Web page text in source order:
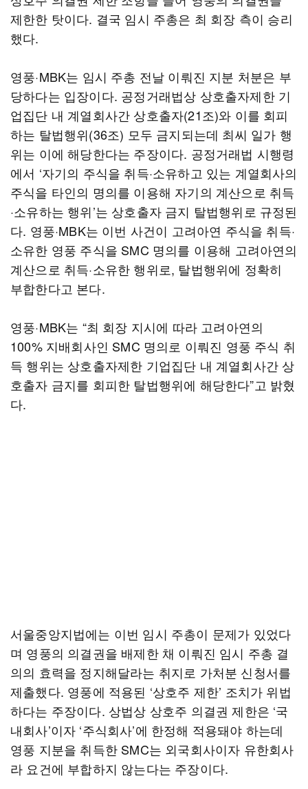
제한한 탓이다. 결국 임시 주총은 최 회장 측이 승리
했다.
영풍·MBK는 임시 주총 전날 이뤄진 지분 처분은 부
당하다는 입장이다. 공정거래법상 상호출자제한 기
업집단 내 계열회사간 상호출자(21조)와 이를 회피
하는 탈법행위(36조) 모두 금지되는데 최씨 일가 행
위는 이에 해당한다는 주장이다. 공정거래법 시행령
에서 ‘자기의 주식을 취득·소유하고 있는 계열회사의
주식을 타인의 명의를 이용해 자기의 계산으로 취득
·소유하는 행위’는 상호출자 금지 탈법행위로 규정된
다. 영풍·MBK는 이번 사건이 고려아연 주식을 취득·
소유한 영풍 주식을 SMC 명의를 이용해 고려아연의
계산으로 취득·소유한 행위로, 탈법행위에 정확히
부합한다고 본다.
영풍·MBK는 “최 회장 지시에 따라 고려아연의
100% 지배회사인 SMC 명의로 이뤄진 영풍 주식 취
득 행위는 상호출자제한 기업집단 내 계열회사간 상
호출자 금지를 회피한 탈법행위에 해당한다”고 밝혔
다.
서울중앙지법에는 이번 임시 주총이 문제가 있었다
며 영풍의 의결권을 배제한 채 이뤄진 임시 주총 결
의의 효력을 정지해달라는 취지로 가처분 신청서를
제출했다. 영풍에 적용된 ‘상호주 제한’ 조치가 위법
하다는 주장이다. 상법상 상호주 의결권 제한은 ‘국
내회사’이자 ‘주식회사’에 한정해 적용돼야 하는데
영풍 지분을 취득한 SMC는 외국회사이자 유한회사
라 요건에 부합하지 않는다는 주장이다.